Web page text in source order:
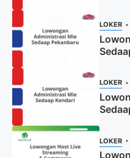
LOKER
LOKER
LOKER